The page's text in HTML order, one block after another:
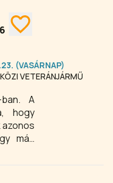
(VASÁRNAP)
VETERÁNJÁRMŰ
ban. A
hogy
más